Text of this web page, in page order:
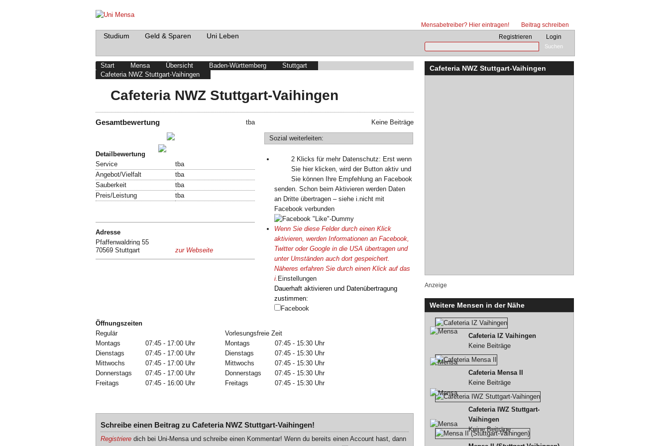
Mensabetreiber? Hier eintragen! Beitrag schreiben
Studium Geld & Sparen Uni Leben Registrieren Login
Suchen
Start Mensa Übersicht Baden-Württemberg
Stuttgart
Cafeteria NWZ Stuttgart-Vaihingen
Cafeteria NWZ Stuttgart-Vaihingen
Gesamtbewertung tba
Bewertung abgeben!
Detailbewertung
Service
tba
Angebot/Vielfalt
tba
Sauberkeit
tba
Preis/Leistung
tba
Adresse
Pfaffenwaldring 55
70569 Stuttgart
zur Webseite
Keine Beiträge
Sozial weiterleiten:
2 Klicks für mehr Datenschutz: Erst wenn
Sie hier klicken, wird der Button aktiv und
Sie können Ihre Empfehlung an Facebook
senden. Schon beim Aktivieren werden Daten
an Dritte übertragen – siehe i.nicht mit
Facebook verbunden
Wenn Sie diese Felder durch einen Klick
aktivieren, werden Informationen an Facebook,
Twitter oder Google in die USA übertragen und
unter Umständen auch dort gespeichert.
Näheres erfahren Sie durch einen Klick auf das
i. Einstellungen
Dauerhaft aktivieren und Datenüber­tragung
zustimmen:
Facebook
Öffnungszeiten
Regulär
Montags
07:45 - 17:00 Uhr
Dienstags
07:45 - 17:00 Uhr
Mittwochs
07:45 - 17:00 Uhr
Donnerstags
07:45 - 17:00 Uhr
Freitags
07:45 - 16:00 Uhr
Vorlesungsfreie Zeit
Montags
07:45 - 15:30 Uhr
Dienstags
07:45 - 15:30 Uhr
Mittwochs
07:45 - 15:30 Uhr
Donnerstags
07:45 - 15:30 Uhr
Freitags
07:45 - 15:30 Uhr
Schreibe einen Beitrag zu Cafeteria NWZ Stuttgart-Vaihingen!
Registrieredich bei Uni-Mensa und schreibe einen Kommentar! Wenn du bereits einen Account hast, dann
Cafeteria NWZ Stuttgart-Vaihingen
Anzeige
Weitere Mensen in der Nähe
Cafeteria IZ Vaihingen
Keine Beiträge
Cafeteria Mensa II
Keine Beiträge
Cafeteria IWZ Stuttgart-
Vaihingen
Keine Beiträge